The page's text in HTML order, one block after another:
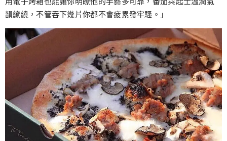
韻繚繞，不管吞下幾片你都不會疲累發牢騷。」